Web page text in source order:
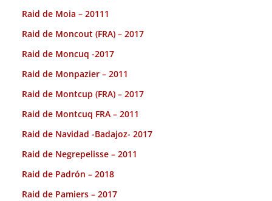
Raid de Moia – 20111
Raid de Moncout (FRA) – 2017
Raid de Moncuq -2017
Raid de Monpazier – 2011
Raid de Montcup (FRA) – 2017
Raid de Montcuq FRA – 2011
Raid de Navidad -Badajoz- 2017
Raid de Negrepelisse – 2011
Raid de Padrón – 2018
Raid de Pamiers – 2017